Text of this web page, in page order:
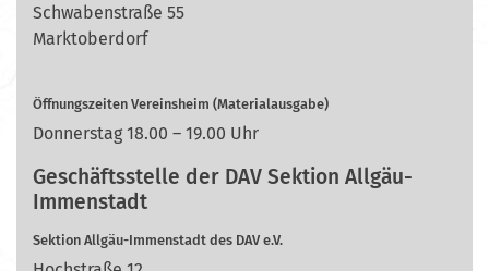
Schwabenstraße 55
Marktoberdorf
Öffnungszeiten Vereinsheim (Materialausgabe)
Donnerstag 18.00 – 19.00 Uhr
Geschäftsstelle der DAV Sektion Allgäu-
Immenstadt
Sektion Allgäu-Immenstadt des DAV e.V.